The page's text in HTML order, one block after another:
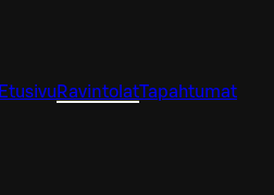
Etusivu RavintolatTapahtumat